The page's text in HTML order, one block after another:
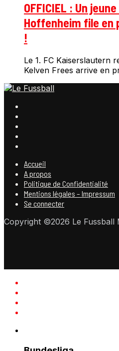
OFFICIEL : Un
Hoffenheim file en
!
Le 1. FC Kaiserslautern
Kelven Frees arrive en
Accueil
A propos
Politique de Confidentialité
Mentions légales – Impressum
Se connecter
Copyright ©2026 Le Fussball